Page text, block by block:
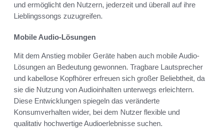
und ermöglicht den Nutzern, jederzeit und überall auf ihre
Lieblingssongs zuzugreifen.
Mobile Audio-Lösungen
Mit dem Anstieg mobiler Geräte haben auch mobile Audio-
Lösungen an Bedeutung gewonnen. Tragbare Lautsprecher
und kabellose Kopfhörer erfreuen sich großer Beliebtheit, da
sie die Nutzung von Audioinhalten unterwegs erleichtern.
Diese Entwicklungen spiegeln das veränderte
Konsumverhalten wider, bei dem Nutzer flexible und
qualitativ hochwertige Audioerlebnisse suchen.